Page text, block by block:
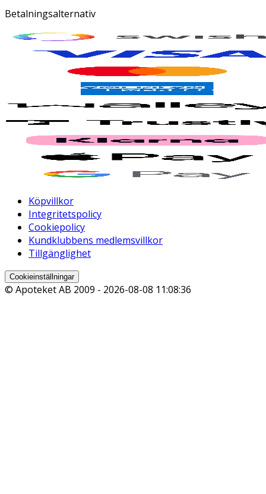
Betalningsalternativ
Köpvillkor
Integritetspolicy
Cookiepolicy
Kundklubbens medlemsvillkor
Tillgänglighet
Cookieinställningar
© Apoteket AB 2009 - 2026-08-08 11:08:36